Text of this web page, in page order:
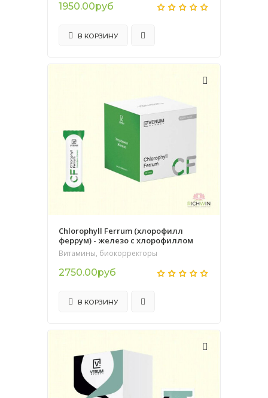
1950.00руб
В КОРЗИНУ
Chlorophyll Ferrum (хлорофилл
феррум) - железо с хлорофиллом
Витамины, биокорректоры
2750.00руб
В КОРЗИНУ